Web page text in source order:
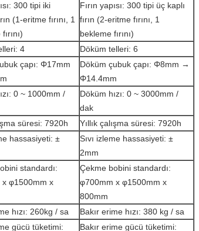
300 tipi iki
(1-eritme fırını, 1
Fırın yapısı: 300 tipi üç kaplı
fırın (2-eritme fırını, 1
bekleme fırını)
4
Döküm telleri: 6
çapı: Φ17mm
Döküm çubuk çapı: Φ8mm →
Φ14.4mm
0 ~ 1000mm /
Döküm hızı: 0 ~ 3000mm /
dak
süresi: 7920h
Yıllık çalışma süresi: 7920h
hassasiyeti: ±
Sıvı izleme hassasiyeti: ±
2mm
standardı:
φ1500mm x
Çekme bobini standardı:
φ700mm x φ1500mm x
800mm
hızı: 260kg / sa
Bakır erime hızı: 380 kg / sa
gücü tüketimi:
Bakır erime gücü tüketimi: